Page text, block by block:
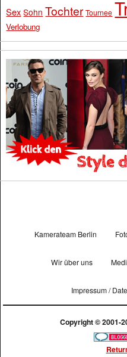
Sex Sohn Tochter Tournee
Verlobung
Kamerateam Berlin
Wir über uns
Impressum /
Copyright © 2001-